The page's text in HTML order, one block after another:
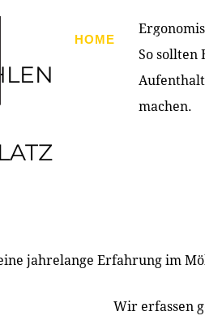
HOME
So sollten
machen.
jahrelange Erfahrung im
Wir erfassen